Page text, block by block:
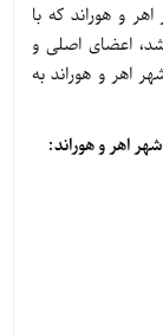
و هوراند که با
برگزار شد، اعضای اصلی و
اهر و هوراند به
اهر و هوراند: